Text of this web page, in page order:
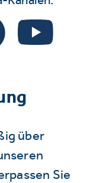
über
Sie